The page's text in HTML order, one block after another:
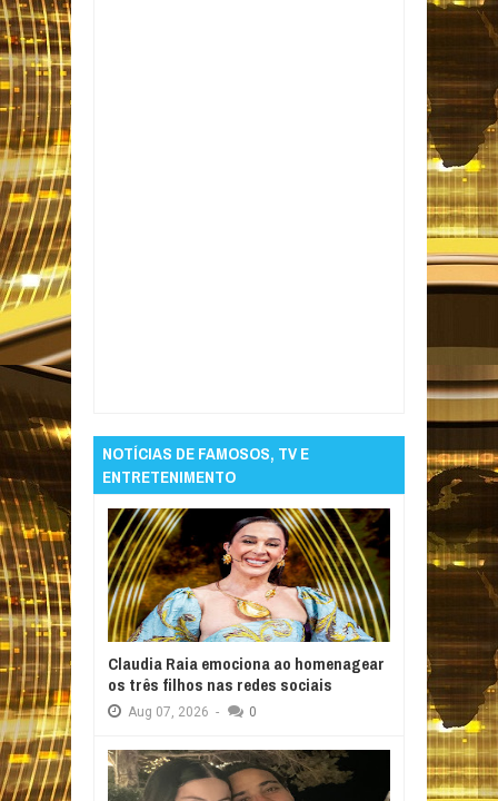
NOTÍCIAS DE FAMOSOS, TV E
ENTRETENIMENTO
Claudia Raia emociona ao homenagear
os três filhos nas redes sociais
Aug 07, 2026 - 0